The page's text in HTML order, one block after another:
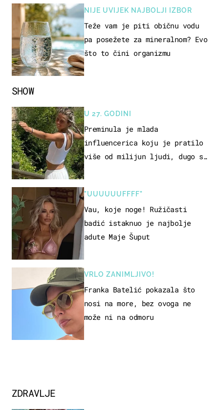
SHOW
U 27. GODINI
Preminula je mlada
influencerica koju je pratilo
više od milijun ljudi, dugo se
"UUUUUUFFFF"
Vau, koje noge! Ružičasti
badić istaknuo je najbolje
adute Maje Šuput
VRLO ZANIMLJIVO!
Franka Batelić pokazala što
nosi na more, bez ovoga ne
može ni na odmoru
ZDRAVLJE
NIJE UVIJEK NAJBOLJI IZBOR
Teže vam je piti običnu vodu
pa posežete za mineralnom? Evo
što to čini organizmu